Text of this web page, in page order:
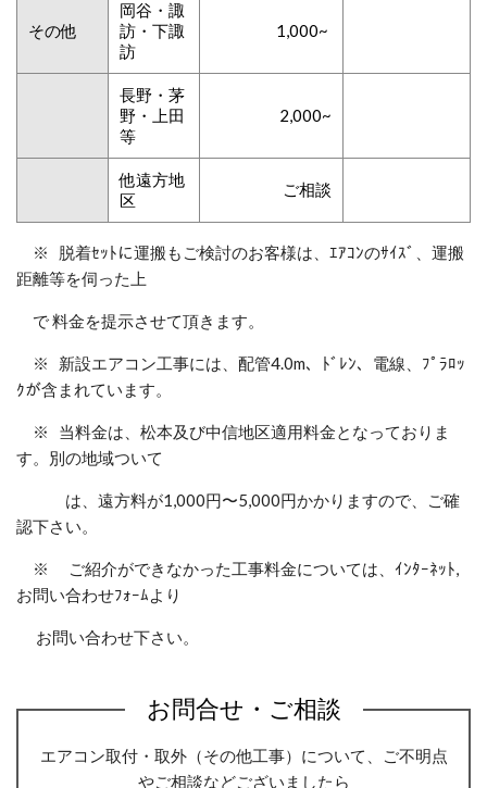
その他
岡谷・諏
訪・下諏
訪
1,000~
長野・茅
野・上田
等
2,000~
他遠方地
区
ご相談
※ 脱着ｾｯﾄに運搬もご検討のお客様は、ｴｱｺﾝのｻｲｽﾞ、運搬
距離等を伺った上
で 料金を提示させて頂きます。
※ 新設エアコン工事には、配管4.0m、ﾄﾞﾚﾝ、電線、ﾌﾟﾗﾛｯ
ｸが含まれています。
※ 当料金は、松本及び中信地区適用料金となっておりま
す。別の地域ついて
は、遠方料が1,000円〜5,000円かかりますので、ご確
認下さい。
※ ご紹介ができなかった工事料金については、ｲﾝﾀｰﾈｯﾄ,
お問い合わせﾌｫｰﾑより
お問い合わせ下さい。
お問合せ・ご相談
エアコン取付・取外（その他工事）について、ご不明点
やご相談などございましたら